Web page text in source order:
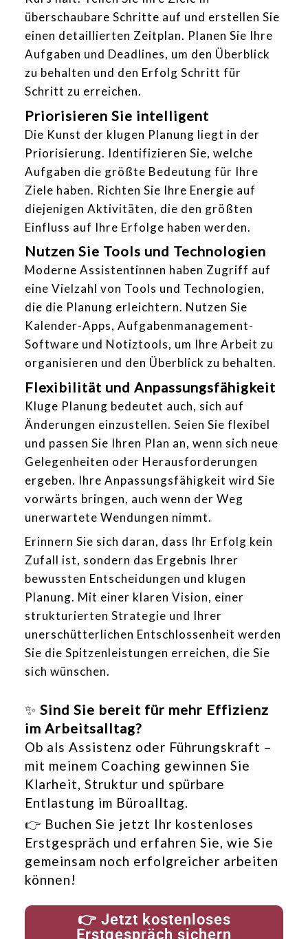
überschaubare Schritte auf und erstellen Sie
einen detaillierten Zeitplan. Planen Sie Ihre
Aufgaben und Deadlines, um den Überblick
zu behalten und den Erfolg Schritt für
Schritt zu erreichen.
Priorisieren Sie intelligent
Die Kunst der klugen Planung liegt in der
Priorisierung. Identifizieren Sie, welche
Aufgaben die größte Bedeutung für Ihre
Ziele haben. Richten Sie Ihre Energie auf
diejenigen Aktivitäten, die den größten
Einfluss auf Ihre Erfolge haben werden.
Nutzen Sie Tools und Technologien
Moderne Assistentinnen haben Zugriff auf
eine Vielzahl von Tools und Technologien,
die die Planung erleichtern. Nutzen Sie
Kalender-Apps, Aufgabenmanagement-
Software und Notiztools, um Ihre Arbeit zu
organisieren und den Überblick zu behalten.
Flexibilität und Anpassungsfähigkeit
Kluge Planung bedeutet auch, sich auf
Änderungen einzustellen. Seien Sie flexibel
und passen Sie Ihren Plan an, wenn sich neue
Gelegenheiten oder Herausforderungen
ergeben. Ihre Anpassungsfähigkeit wird Sie
vorwärts bringen, auch wenn der Weg
unerwartete Wendungen nimmt.
Erinnern Sie sich daran, dass Ihr Erfolg kein
Zufall ist, sondern das Ergebnis Ihrer
bewussten Entscheidungen und klugen
Planung. Mit einer klaren Vision, einer
strukturierten Strategie und Ihrer
unerschütterlichen Entschlossenheit werden
Sie die Spitzenleistungen erreichen, die Sie
sich wünschen.
✨Sind Sie bereit für mehr Effizienz
im Arbeitsalltag?
Ob als Assistenz oder Führungskraft –
mit meinem Coaching gewinnen Sie
Klarheit, Struktur und spürbare
Entlastung im Büroalltag.
👉 Buchen Sie jetzt Ihr kostenloses
Erstgespräch und erfahren Sie, wie Sie
gemeinsam noch erfolgreicher arbeiten
können!
👉 Jetzt kostenloses
Erstgespräch sichern